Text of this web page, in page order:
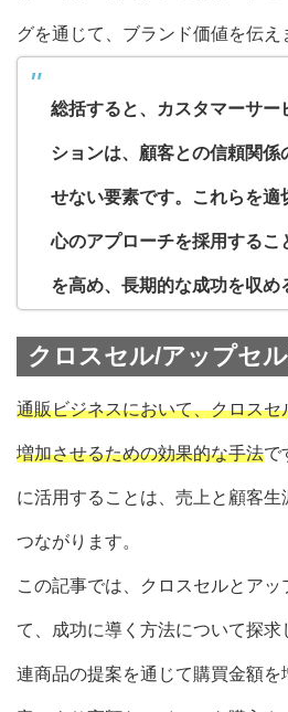
グを通じて、ブランド価値を伝え
総括すると、カスタマーサー
ションは、顧客との信頼関係
せない要素です。これらを適
心のアプローチを採用するこ
を高め、長期的な成功を収め
クロスセル/アップセ
通販ビジネスにおいて、クロス
増加させるための効果的な手法で
に活用することは、売上と顧客生
つながります。
この記事では、クロスセルとアッ
て、成功に導く方法について探
連商品の提案を通じて購買金額